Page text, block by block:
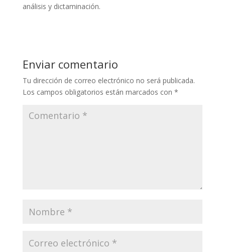
análisis y dictaminación.
Enviar comentario
Tu dirección de correo electrónico no será publicada.
Los campos obligatorios están marcados con *